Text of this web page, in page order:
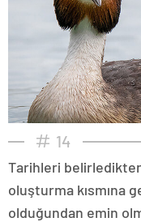
14
Tarihleri
oluşturma kısmına
olduğundan emin